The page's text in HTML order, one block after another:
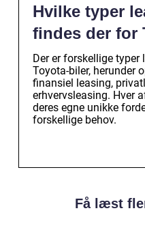
Hvilke typer
findes der for
Der er forskellige
Toyota-biler, herunder
finansiel leasing,
erhvervsleasing. Hver
deres egne unikke
forskellige behov.
Få læst